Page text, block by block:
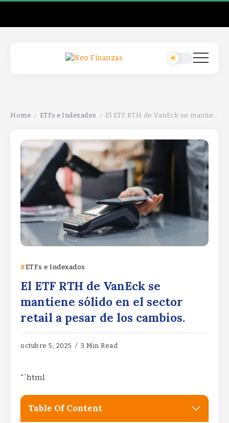
Home / ETFs e Indexados / El ETF RTH de VanEck se mantiene sólido en el sector retail a pesar de los cambios.
ETFs e Indexados
El ETF RTH de VanEck se
mantiene sólido en el sector
retail a pesar de los cambios.
octubre 5, 2025 3 Min Read
“`html
Table Of Content